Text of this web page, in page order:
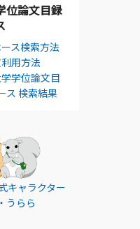
位論文目録
ス検索方法
用方法
学位論文目
ス 検索結果
キャラクター
うらら